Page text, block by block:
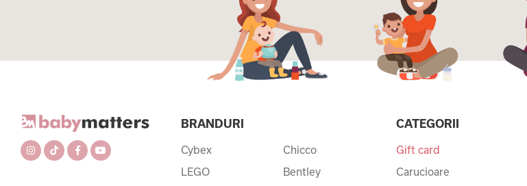
BRANDURI
Cybex
LEGO
Chicco
Bentley
CATEGORII
Gift card
Carucioare